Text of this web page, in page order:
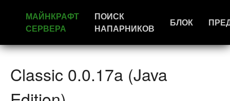
МАЙНКРАФТ
СЕРВЕРА
ПОИСК
НАПАРНИКОВ
БЛОК
Classic 0.0.17a (Java